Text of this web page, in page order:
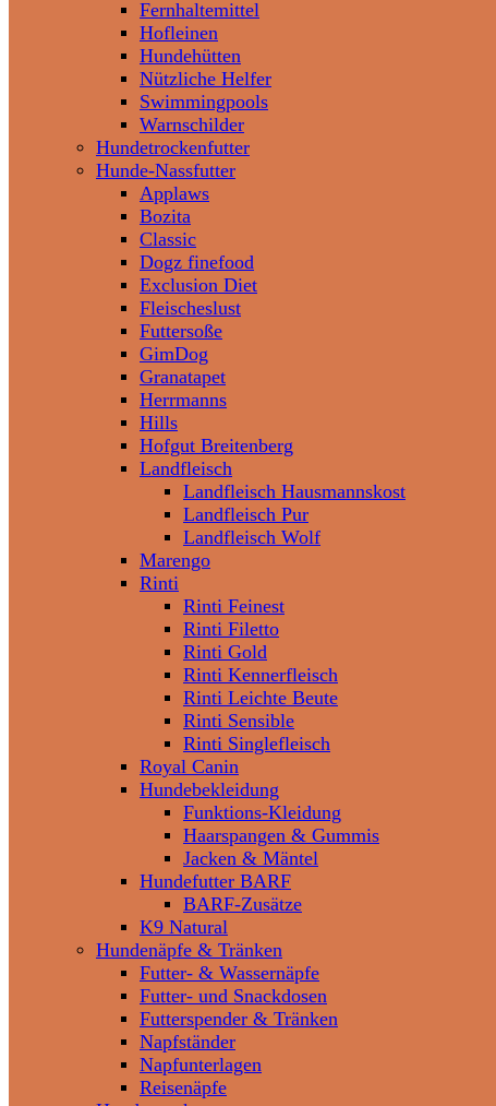
Fernhaltemittel
Hofleinen
Hundehütten
Nützliche Helfer
Swimmingpools
Warnschilder
Hundetrockenfutter
Hunde-Nassfutter
Applaws
Bozita
Classic
Dogz finefood
Exclusion Diet
Fleischeslust
Futtersoße
GimDog
Granatapet
Herrmanns
Hills
Hofgut Breitenberg
Landfleisch
Landfleisch Hausmannskost
Landfleisch Pur
Landfleisch Wolf
Marengo
Rinti
Rinti Feinest
Rinti Filetto
Rinti Gold
Rinti Kennerfleisch
Rinti Leichte Beute
Rinti Sensible
Rinti Singlefleisch
Royal Canin
Hundebekleidung
Funktions-Kleidung
Haarspangen & Gummis
Jacken & Mäntel
Hundefutter BARF
BARF-Zusätze
K9 Natural
Hundenäpfe & Tränken
Futter- & Wassernäpfe
Futter- und Snackdosen
Futterspender & Tränken
Napfständer
Napfunterlagen
Reisenäpfe